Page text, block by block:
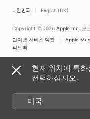
대한민국 English (UK)
Copyright © 2026 Apple Inc. 모
인터넷 서비스 약관
Apple
피드백
현재 위치에 특
선택하십시오.
미국